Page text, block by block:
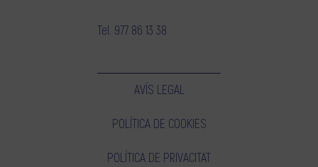
Tel. 977 86 13 38
AVÍS LEGAL
POLÍTICA DE COOKIES
POLÍTICA DE PRIVACITAT